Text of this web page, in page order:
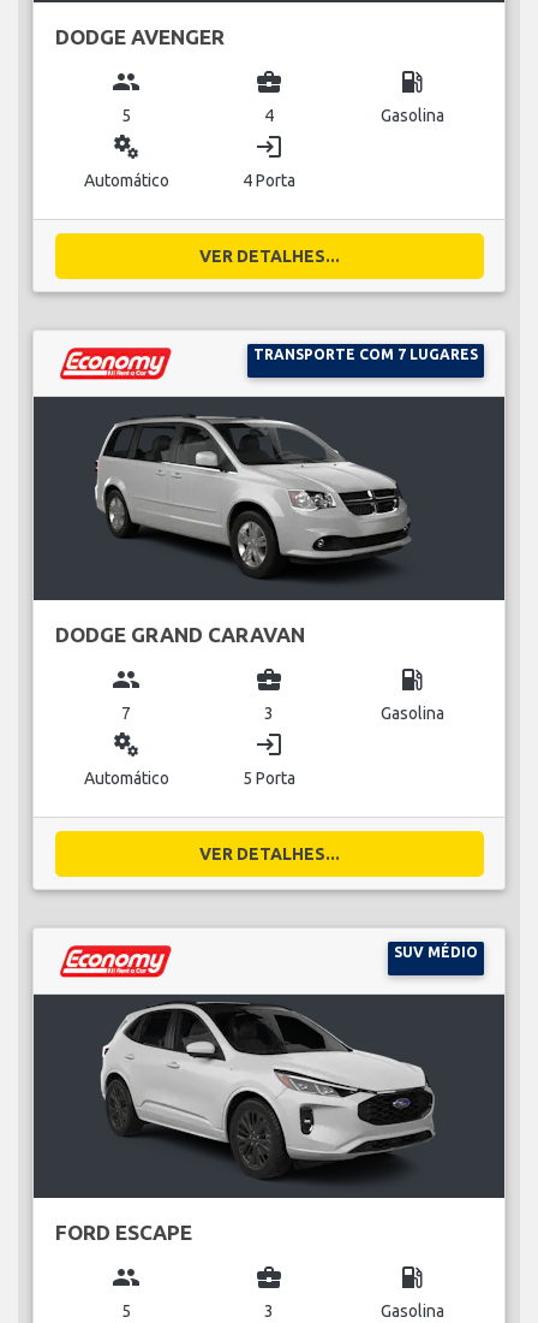
DODGE AVENGER
group
5
business_center
4
local_gas_station
Gasolina
miscellaneous_services
Automático
login
4 Porta
VER DETALHES...
TRANSPORTE COM 7 LUGARES
DODGE GRAND CARAVAN
group
7
business_center
3
local_gas_station
Gasolina
miscellaneous_services
Automático
login
5 Porta
VER DETALHES...
SUV MÉDIO
FORD ESCAPE
group
5
business_center
3
local_gas_station
Gasolina